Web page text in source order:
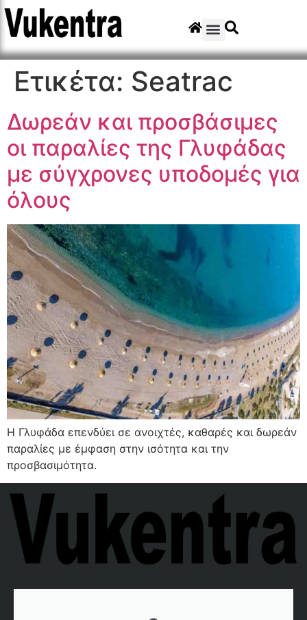
Ετικέτα: Seatrac
Δωρεάν και προσβάσιμες
οι παραλίες της Γλυφάδας
με σύγχρονες υποδομές για
όλους
Η Γλυφάδα επενδύει σε ανοιχτές, καθαρές και δωρεάν
παραλίες με έμφαση στην ισότητα και την
προσβασιμότητα.